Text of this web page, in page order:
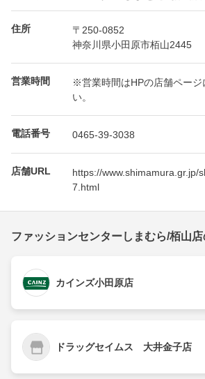
住所
〒250-0852
神奈川県小田原市栢山2445
営業時間
※営業時間はHPの店舗ページ
い。
電話番号 0465-39-3038
店舗URL
https://www.shimamura.gr.jp/
7.html
ファッションセンターしまむら/栢山
カインズ小田原店
ドラッグセイムス 大井金子店